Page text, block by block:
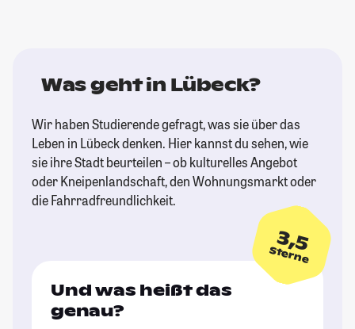
Was geht in Lübeck?
Wir haben Studierende gefragt, was sie über das
Leben in Lübeck denken. Hier kannst du sehen, wie
sie ihre Stadt beurteilen – ob kulturelles Angebot
oder Kneipenlandschaft, den Wohnungsmarkt oder
die Fahrradfreundlichkeit.
3,5
Sterne
Und was heißt das
genau?